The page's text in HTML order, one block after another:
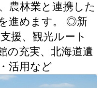
農林業と連携した
進めます。 ◎新
援、観光ルート
の充実、北海道遺
活用など